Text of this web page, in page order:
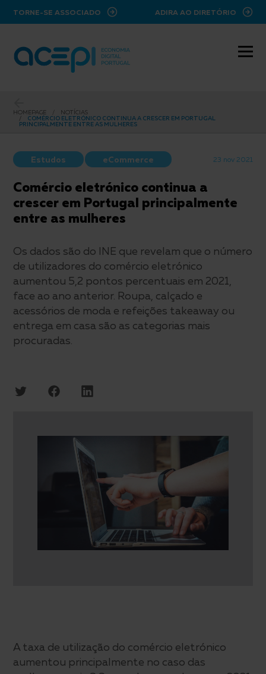
TORNE-SE ASSOCIADO ADIRA AO DIRETÓRIO
HOMEPAGE
NOTÍCIAS
COMÉRCIO ELETRÓNICO CONTINUA A CRESCER EM PORTUGAL
PRINCIPALMENTE ENTRE AS MULHERES
Estudos eCommerce 23 nov 2021
Comércio eletrónico continua a
crescer em Portugal principalmente
entre as mulheres
Os dados são do INE que revelam que o número
de utilizadores do comércio eletrónico
aumentou 5,2 pontos percentuais em 2021,
face ao ano anterior. Roupa, calçado e
acessórios de moda e refeições takeaway ou
entrega em casa são as categorias mais
procuradas.
A taxa de utilização do comércio eletrónico
aumentou principalmente no caso das